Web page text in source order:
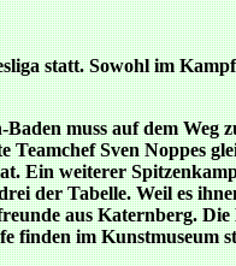
statt. Sowohl im
muss auf dem
Sven Noppes
Ein weiterer
der Tabelle. Weil es
aus Katernberg.
im Kunstmuseum